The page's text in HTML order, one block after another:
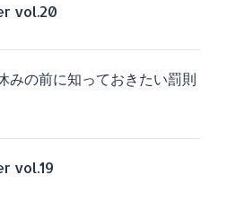
vol.20
みの前に知っておきたい罰則
vol.19